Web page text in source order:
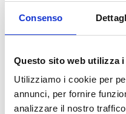
Consenso
Questo sito web utilizza
Utilizziamo i cookie per
annunci, per fornire
analizzare il nostro